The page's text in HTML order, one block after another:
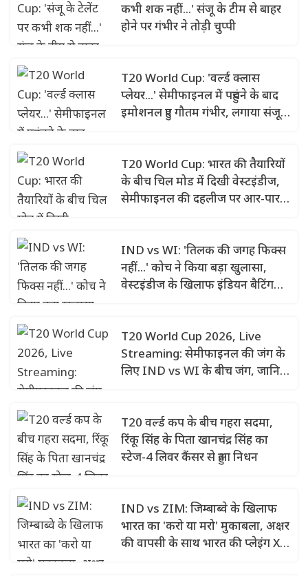
कभी शक नहीं...' संजू के टीम से बाहर
होने पर गंभीर ने तोड़ी चुप्पी
T20 World Cup: 'वर्ल्ड क्लास
प्लेयर...' सेमीफाइनल में पहुंचने के बाद
इमोशनल हुए गौतम गंभीर, लगाया संजू
T20 World Cup: भारत की तैयारियों
के बीच चिल मोड में दिखी वेस्टइंडीज,
सेमीफाइनल की दहलीज पर आर-पार
IND vs WI: 'तिलक की जगह फिक्स
नहीं...' कोच ने किया बड़ा खुलासा,
वेस्टइंडीज के खिलाफ इंडियन बैटिंग
T20 World Cup 2026, Live
Streaming: सेमीफाइनल की जंग के
लिए IND vs WI के बीच जंग, जानिए
T20 वर्ल्ड कप के बीच गहरा सदमा,
रिंकू सिंह के पिता खानचंद्र सिंह का
स्टेज-4 लिवर कैंसर से हुआ निधन
IND vs ZIM: जिम्बाब्वे के खिलाफ
भारत का 'करो या मरो' मुकाबला, अक्षर
की वापसी के साथ भारत की प्लेइंग XI